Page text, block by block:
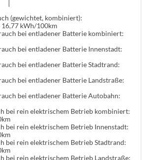
(gewichtet, kombiniert):
kWh/100km
bei entladener Batterie kombiniert:
bei entladener Batterie Innenstadt:
bei entladener Batterie Stadtrand:
bei entladener Batterie Landstraße:
bei entladener Batterie Autobahn:
bei rein elektrischem Betrieb kombiniert:
bei rein elektrischem Betrieb Innenstadt:
bei rein elektrischem Betrieb Stadtrand:
bei rein elektrischem Betrieb Landstraße: